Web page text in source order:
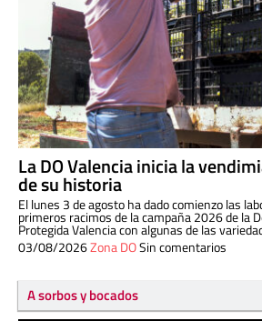
La DO Valencia inicia la
de su historia
El lunes 3 de agosto ha dado comienzo las
primeros racimos de la campaña 2026 de la
Protegida Valencia con algunas de las
03/08/2026Zona DOSin comentarios
A sorbos y bocados